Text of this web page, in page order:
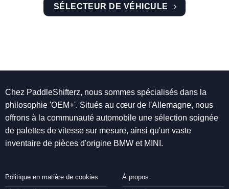
SÉLECTEUR DE VÉHICULE
Chez PaddleShifterz, nous sommes spécialisés dans la
philosophie 'OEM+'. Situés au cœur de l'Allemagne, nous
offrons à la communauté automobile une sélection soignée
de palettes de vitesse sur mesure, ainsi qu'un vaste
inventaire de pièces d'origine BMW et MINI.
Politique en matière de cookies À propos